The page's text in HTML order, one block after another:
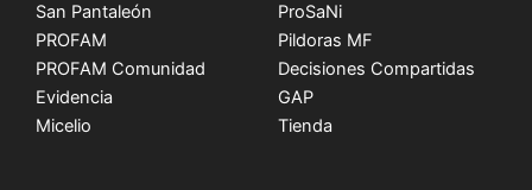
San Pantaleón
PROFAM
PROFAM Comunidad
Evidencia
Micelio
ProSaNi
Pildoras MF
Decisiones Compartidas
GAP
Tienda